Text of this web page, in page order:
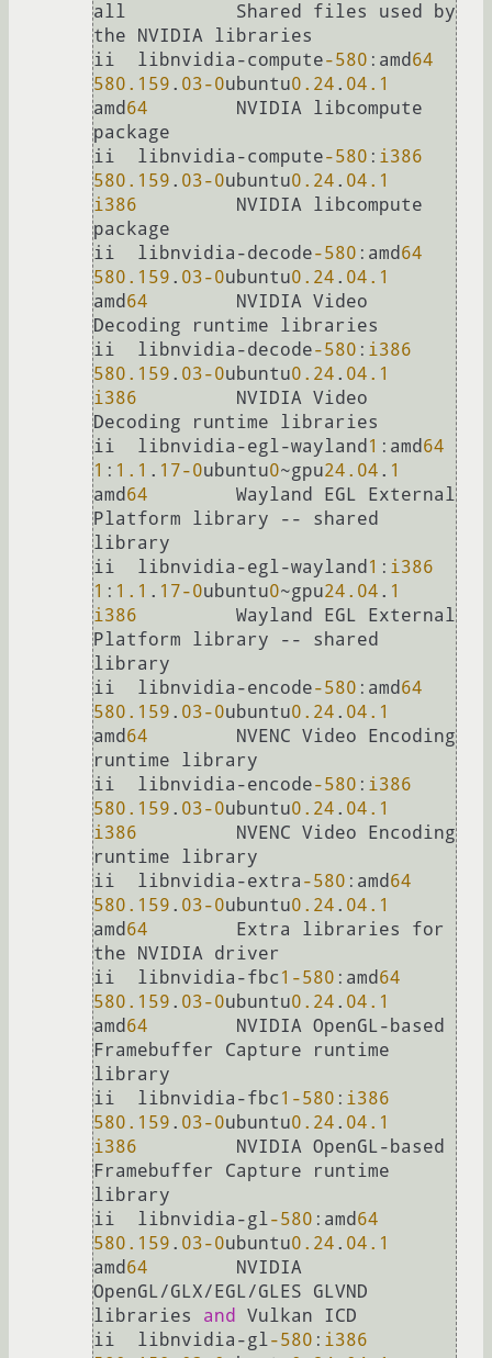
all          Shared files used by
the NVIDIA libraries
ii  libnvidia-compute-580 :amd 64
580.159 . 03-0ubuntu0.24 . 04.1
amd 64
        NVIDIA libcompute
package
ii  libnvidia-compute-580 : i386
580.159 . 03-0ubuntu0.24 . 04.1
i386
         NVIDIA libcompute
package
ii  libnvidia-decode-580 :amd 64
580.159 . 03-0ubuntu0.24 . 04.1
amd 64
        NVIDIA Video
Decoding runtime libraries
ii  libnvidia-decode-580 : i386
580.159 . 03-0ubuntu0.24 . 04.1
i386
         NVIDIA Video
Decoding runtime libraries
ii  libnvidia-egl-wayland 1 :amd 64
1 : 1.1 . 17-0ubuntu0~gpu24.04 . 1
amd 64
        Wayland EGL External
Platform library -- shared
library
ii  libnvidia-egl-wayland 1 : i386
1 : 1.1 . 17-0ubuntu0~gpu24.04 . 1
i386
         Wayland EGL External
Platform library -- shared
library
ii  libnvidia-encode-580 :amd 64
580.159 . 03-0ubuntu0.24 . 04.1
amd 64
        NVENC Video Encoding
runtime library
ii  libnvidia-encode-580 : i386
580.159 . 03-0ubuntu0.24 . 04.1
i386
         NVENC Video Encoding
runtime library
ii  libnvidia-extra -580 :amd 64
580.159 . 03-0ubuntu0.24 . 04.1
amd 64
        Extra libraries for
the NVIDIA driver
ii  libnvidia-fbc 1 -580 :amd 64
580.159 . 03-0ubuntu0.24 . 04.1
amd 64
        NVIDIA OpenGL-based
Framebuffer Capture runtime
library
ii  libnvidia-fbc 1 -580 : i386
580.159 . 03-0ubuntu0.24 . 04.1
i386
         NVIDIA OpenGL-based
Framebuffer Capture runtime
library
ii  libnvidia-gl-580 :amd 64
580.159 . 03-0ubuntu0.24 . 04.1
amd 64
        NVIDIA
OpenGL/GLX/EGL/GLES GLVND
libraries and
Vulkan ICD
ii  libnvidia-gl-580 : i386